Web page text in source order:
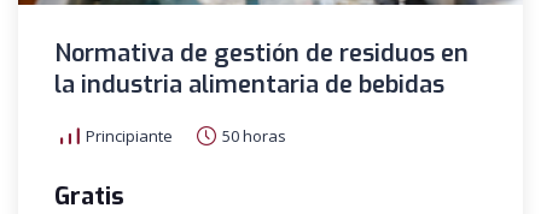
Normativa de gestión de residuos en
la industria alimentaria de bebidas
Principiante 50 horas
Gratis